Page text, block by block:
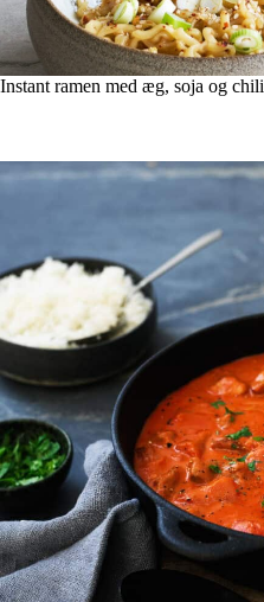
Instant ramen med æg, soja og chili